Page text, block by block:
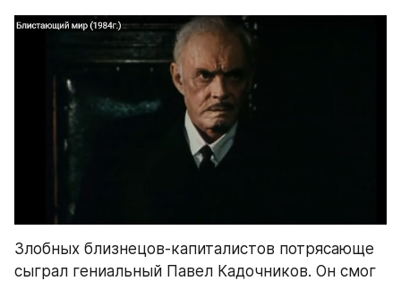
Злобных близнецов-капиталистов потрясающе
сыграл гениальный Павел Кадочников. Он смог